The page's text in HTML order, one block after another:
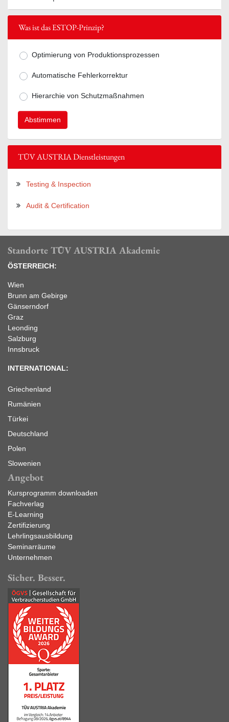
Was ist das ESTOP-Prinzip?
Mögliche Antworten zur Frage Was ist
Optimierung von Produktionsprozessen
Automatische Fehlerkorrektur
Hierarchie von Schutzmaßnahmen
TÜV AUSTRIA Dienstleistungen
Testing & Inspection
Audit & Certification
Standorte TÜV AUSTRIA Akademie
ÖSTERREICH:
Wien
Innsbruck
INTERNATIONAL:
Griechenland
Rumänien
Türkei
Deutschland
Polen
Slowenien
Angebot
Kursprogramm downloaden
E-Learning
Zertifizierung
Lehrlingsausbildung
Seminarräume
Unternehmen
Sicher. Besser.
Kontakt